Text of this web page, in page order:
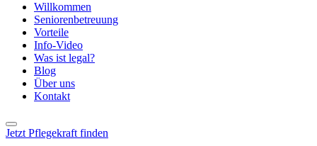
Willkommen
Seniorenbetreuung
Vorteile
Info-Video
Was ist legal?
Blog
Über uns
Kontakt
Jetzt Pflegekraft finden